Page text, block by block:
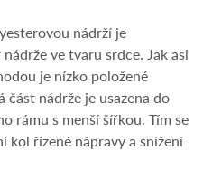
nádrží je
ve tvaru srdce. Jak asi
je nízko položené
část nádrže je usazena do
rámu s menší šířkou. Tím se
kol řízené nápravy a snížení